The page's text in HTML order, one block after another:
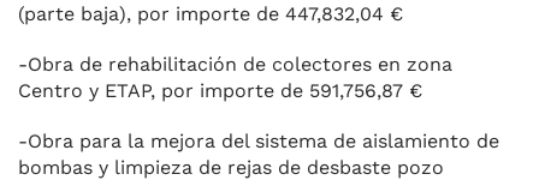
(parte baja), por importe de 447,832,04 €
-Obra de rehabilitación de colectores en zona
Centro y ETAP, por importe de 591,756,87 €
-Obra para la mejora del sistema de aislamiento de
bombas y limpieza de rejas de desbaste pozo